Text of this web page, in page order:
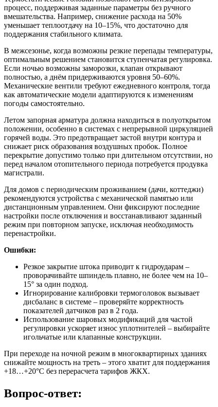
процесс, поддерживая заданные параметры без ручного
вмешательства. Например, снижение расхода на 50%
уменьшает теплоотдачу на 10–15%, что достаточно для
поддержания стабильного климата.
В межсезонье, когда возможны резкие перепады температуры,
оптимальным решением становится ступенчатая регулировка.
Если ночью возможны заморозки, клапан открывают
полностью, а днём придерживаются уровня 50–60%.
Механические вентили требуют ежедневного контроля, тогда
как автоматические модели адаптируются к изменениям
погоды самостоятельно.
Летом запорная арматура должна находиться в полуоткрытом
положении, особенно в системах с непрерывной циркуляцией
горячей воды. Это предотвращает застой внутри контура и
снижает риск образования воздушных пробок. Полное
перекрытие допустимо только при длительном отсутствии, но
перед началом отопительного периода потребуется продувка
магистрали.
Для домов с периодическим проживанием (дачи, коттеджи)
рекомендуются устройства с механической памятью или
дистанционным управлением. Они фиксируют последние
настройки после отключения и восстанавливают заданный
режим при повторном запуске, исключая необходимость
перенастройки.
Ошибки:
Резкое закрытие штока приводит к гидроударам –
проворачивайте шпиндель плавно, не более чем на 10–
15° за один подход.
Игнорирование калибровки термоголовок вызывает
дисбаланс в системе – проверяйте корректность
показателей датчиков раз в 2 года.
Использование шаровых модификаций для частой
регулировки ускоряет износ уплотнителей – выбирайте
игольчатые или клапанные конструкции.
При переходе на ночной режим в многоквартирных зданиях
снижайте мощность на треть – этого хватит для поддержания
+18…+20°C без перерасчета тарифов ЖКХ.
Вопрос-ответ: